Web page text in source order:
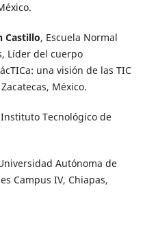
Castillo, Escuela Normal
Líder del cuerpo
una visión de las TIC
México.
Tecnológico de
Autónoma de
Campus IV, Chiapas,